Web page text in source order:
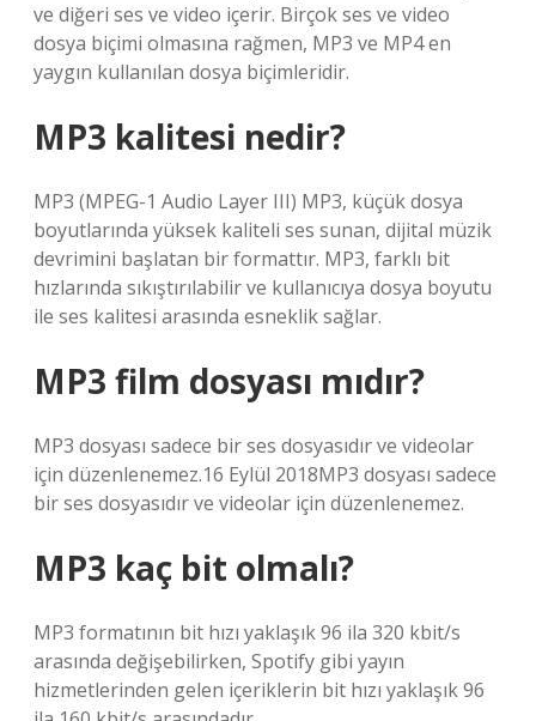
ve diğeri ses ve video içerir. Birçok ses ve video
dosya biçimi olmasına rağmen, MP3 ve MP4 en
yaygın kullanılan dosya biçimleridir.
MP3 kalitesi nedir?
MP3 (MPEG-1 Audio Layer III) MP3, küçük dosya
boyutlarında yüksek kaliteli ses sunan, dijital müzik
devrimini başlatan bir formattır. MP3, farklı bit
hızlarında sıkıştırılabilir ve kullanıcıya dosya boyutu
ile ses kalitesi arasında esneklik sağlar.
MP3 film dosyası mıdır?
MP3 dosyası sadece bir ses dosyasıdır ve videolar
için düzenlenemez.16 Eylül 2018MP3 dosyası sadece
bir ses dosyasıdır ve videolar için düzenlenemez.
MP3 kaç bit olmalı?
MP3 formatının bit hızı yaklaşık 96 ila 320 kbit/s
arasında değişebilirken, Spotify gibi yayın
hizmetlerinden gelen içeriklerin bit hızı yaklaşık 96